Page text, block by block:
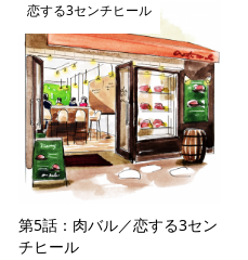
恋する3センチヒール
第5話：肉バル／恋する3セン
チヒール